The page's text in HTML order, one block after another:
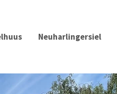
Neuharlingersiel